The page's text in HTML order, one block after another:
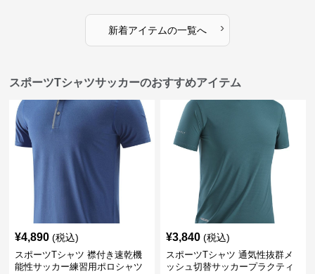
新着アイテムの一覧へ ›
スポーツTシャツサッカーのおすすめアイテム
¥4,890 (税込)
スポーツTシャツ 襟付き速乾機
能性サッカー練習用ポロシャツ
¥3,840 (税込)
スポーツTシャツ 通気性抜群メ
ッシュ切替サッカープラクティ